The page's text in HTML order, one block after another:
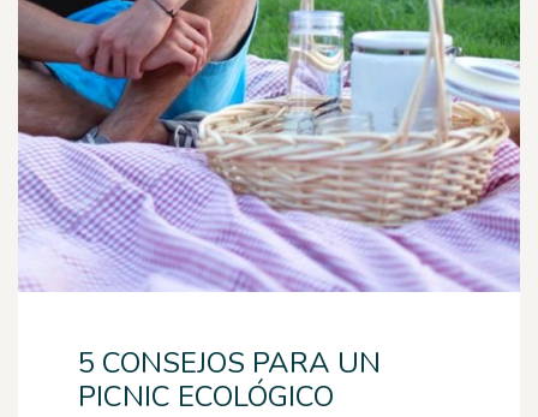
5 CONSEJOS PARA UN
PICNIC ECOLÓGICO